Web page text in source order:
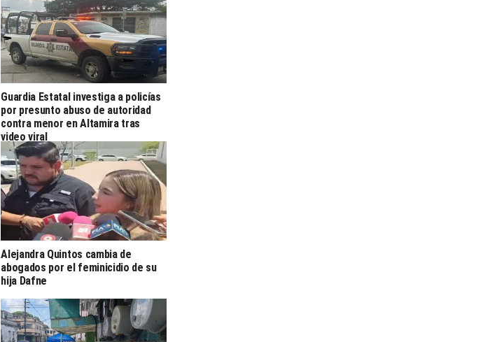
Guardia Estatal investiga a policías
por presunto abuso de autoridad
contra menor en Altamira tras
video viral
Alejandra Quintos cambia de
abogados por el feminicidio de su
hija Dafne